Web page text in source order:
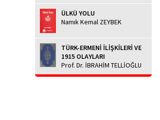
ÜLKÜ YOLU
Namık Kemal ZEYBEK
TÜRK-ERMENİ İLİŞKİLERİ VE
1915 OLAYLARI
Prof. Dr. İBRAHİM TELLİOĞLU